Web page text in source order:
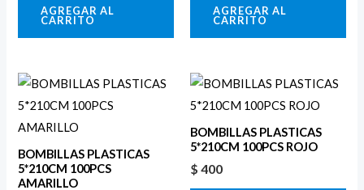
AGREGAR AL
CARRITO
AGREGAR AL
CARRITO
BOMBILLAS PLASTICAS
5*210CM 100PCS
AMARILLO
BOMBILLAS PLASTICAS
5*210CM 100PCS ROJO
$ 400